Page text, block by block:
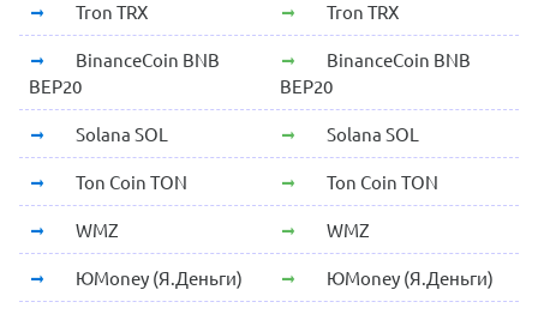
Tron TRX Tron TRX
BinanceCoin BNB
BEP20
BinanceCoin BNB
BEP20
Solana SOL Solana SOL
Ton Coin TON Ton Coin TON
WMZ WMZ
ЮMoney (Я.Деньги) ЮMoney (Я.Деньги)